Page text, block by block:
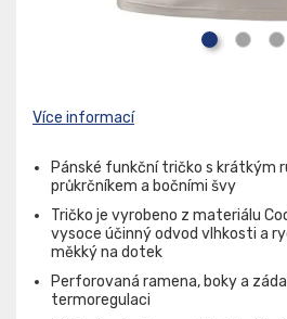
Více informací
Pánské funkční tričko s krátkým
průkrčníkem a bočními švy
Tričko je vyrobeno z materiálu
vysoce účinný odvod vlhkosti a
měkký na dotek
Perforovaná ramena, boky a
termoregulaci